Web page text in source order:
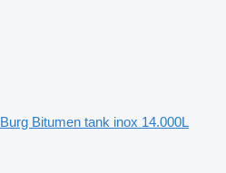
Burg Bitumen tank inox 14.000L